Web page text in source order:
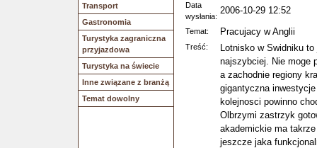
Transport
Gastronomia
Turystyka zagraniczna
przyjazdowa
Turystyka na świecie
Inne związane z branżą
Temat dowolny
Data
wysłania:
2006-10-29 12:52
Temat: Pracujacy w Anglii
Treść:
Lotnisko w Swidniku
najszybciej. Nie moge
a zachodnie regiony
gigantyczna
kolejnosci powinno
Olbrzymi zastrzyk
akademickie ma
jeszcze jaka